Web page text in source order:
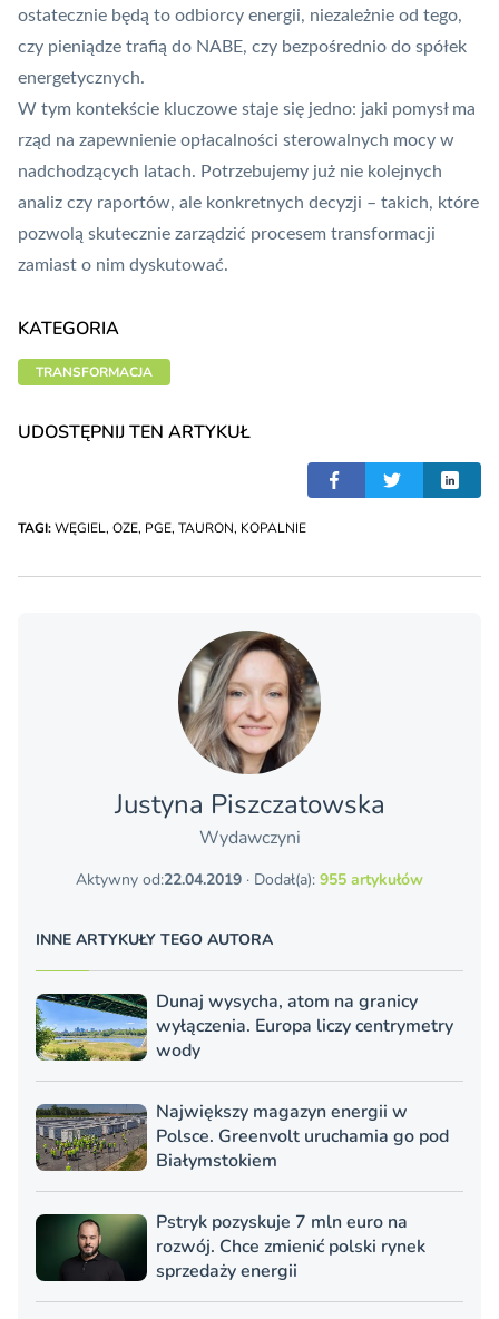
ostatecznie będą to odbiorcy energii, niezależnie od tego,
czy pieniądze trafią do NABE, czy bezpośrednio do spółek
energetycznych.
W tym kontekście kluczowe staje się jedno: jaki pomysł ma
rząd na zapewnienie opłacalności sterowalnych mocy w
nadchodzących latach. Potrzebujemy już nie kolejnych
analiz czy raportów, ale konkretnych decyzji – takich, które
pozwolą skutecznie zarządzić procesem transformacji
zamiast o nim dyskutować.
KATEGORIA
TRANSFORMACJA
UDOSTĘPNIJ TEN ARTYKUŁ
TAGI:WĘGIEL, OZE, PGE, TAURON, KOPALNIE
Justyna Piszczatowska
Wydawczyni
Aktywny od:22.04.2019 · Dodał(a): 955 artykułów
INNE ARTYKUŁY TEGO AUTORA
Dunaj wysycha, atom na granicy
wyłączenia. Europa liczy centrymetry
wody
Największy magazyn energii w
Polsce. Greenvolt uruchamia go pod
Białymstokiem
Pstryk pozyskuje 7 mln euro na
rozwój. Chce zmienić polski rynek
sprzedaży energii